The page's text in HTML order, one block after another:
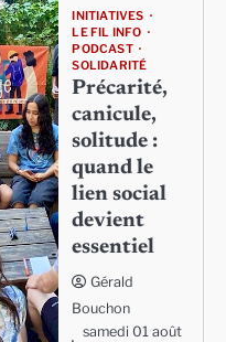
INITIATIVES
LE FIL INFO
PODCAST
SOLIDARITÉ
Précarité,
canicule,
solitude :
quand le
lien social
devient
essentiel
Gérald
Bouchon
samedi 01 août